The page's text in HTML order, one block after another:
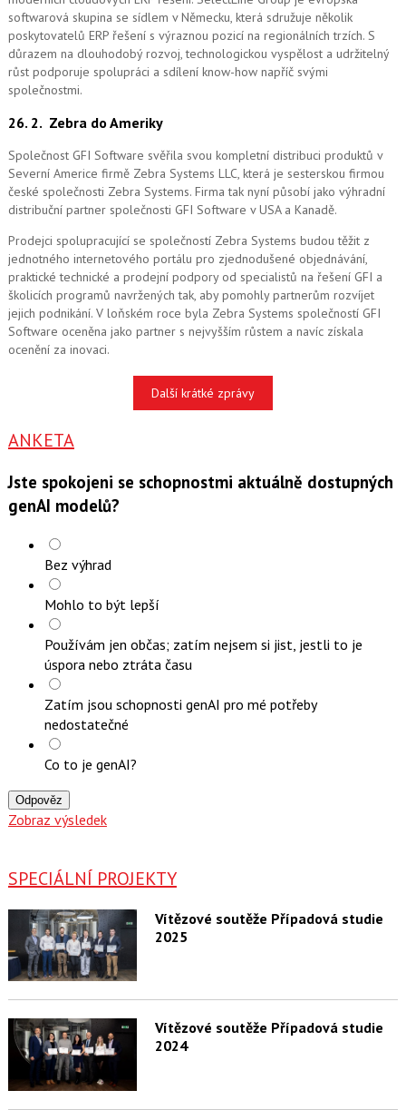
softwarová skupina se sídlem v Německu, která sdružuje několik
poskytovatelů ERP řešení s výraznou pozicí na regionálních trzích. S
důrazem na dlouhodobý rozvoj, technologickou vyspělost a udržitelný
růst podporuje spolupráci a sdílení know-how napříč svými
společnostmi.
26. 2. Zebra do Ameriky
Společnost GFI Software svěřila svou kompletní distribuci produktů v
Severní Americe firmě Zebra Systems LLC, která je sesterskou firmou
české společnosti Zebra Systems. Firma tak nyní působí jako výhradní
distribuční partner společnosti GFI Software v USA a Kanadě.
Prodejci spolupracující se společností Zebra Systems budou těžit z
jednotného internetového portálu pro zjednodušené objednávání,
praktické technické a prodejní podpory od specialistů na řešení GFI a
školicích programů navržených tak, aby pomohly partnerům rozvíjet
jejich podnikání. V loňském roce byla Zebra Systems společností GFI
Software oceněna jako partner s nejvyšším růstem a navíc získala
ocenění za inovaci.
Další krátké zprávy
ANKETA
Jste spokojeni se schopnostmi aktuálně dostupných
genAI modelů?
Bez výhrad
Mohlo to být lepší
Používám jen občas; zatím nejsem si jist, jestli to je
úspora nebo ztráta času
Zatím jsou schopnosti genAI pro mé potřeby
nedostatečné
Co to je genAI?
Odpověz
Zobraz výsledek
SPECIÁLNÍ PROJEKTY
Vítězové soutěže Případová studie
2025
Vítězové soutěže Případová studie
2024